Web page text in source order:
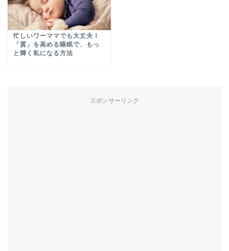
忙しいワーママでも大丈夫！
「質」を高める睡眠で、もっ
と輝く私になる方法
スポンサーリンク